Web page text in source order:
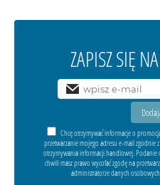
ZAPISZ SIĘ
Chcę otrzymywać informacje o
przetwarzanie mojego adresu e-mail zgodnie
otrzymywania informacji handlowej.
chwili masz prawo wycofać zgodę na
administratorze danych